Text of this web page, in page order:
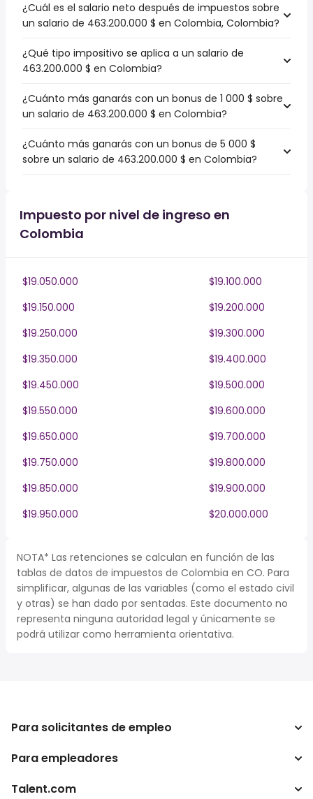
¿Cuál es el salario neto después de impuestos sobre
un salario de 463.200.000 $ en Colombia, Colombia?
¿Qué tipo impositivo se aplica a un salario de
463.200.000 $ en Colombia?
¿Cuánto más ganarás con un bonus de 1 000 $ sobre
un salario de 463.200.000 $ en Colombia?
¿Cuánto más ganarás con un bonus de 5 000 $
sobre un salario de 463.200.000 $ en Colombia?
Impuesto por nivel de ingreso en
Colombia
$19.050.000
$19.100.000
$19.150.000
$19.200.000
$19.250.000
$19.300.000
$19.350.000
$19.400.000
$19.450.000
$19.500.000
$19.550.000
$19.600.000
$19.650.000
$19.700.000
$19.750.000
$19.800.000
$19.850.000
$19.900.000
$19.950.000
$20.000.000
NOTA* Las retenciones se calculan en función de las
tablas de datos de impuestos de Colombia en CO. Para
simplificar, algunas de las variables (como el estado civil
y otras) se han dado por sentadas. Este documento no
representa ninguna autoridad legal y únicamente se
podrá utilizar como herramienta orientativa.
Para solicitantes de empleo
Buscador de trabajo
Para empleadores
Empresa
Talent.com